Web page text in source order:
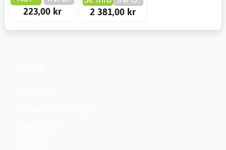
223,00 kr
2 381,00 kr